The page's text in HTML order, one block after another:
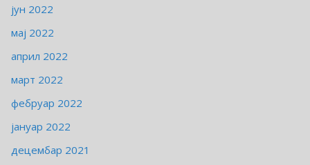
јун 2022
мај 2022
април 2022
март 2022
фебруар 2022
јануар 2022
децембар 2021